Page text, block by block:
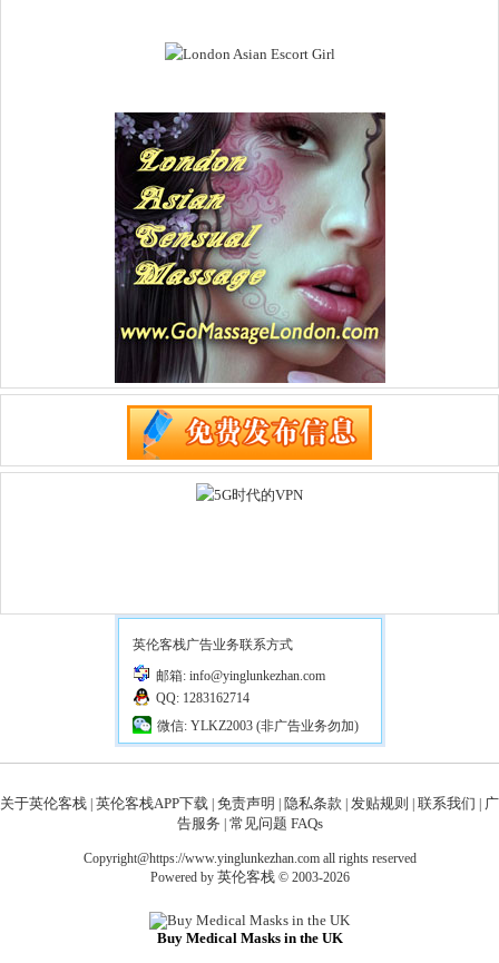
英伦客栈广告业务联系方式
邮箱: info@yinglunkezhan.com
QQ: 1283162714
微信: YLKZ2003 (非广告业务勿加)
关于英伦客栈 英伦客栈APP下载 免责声明 隐私条款 发贴规则 联系我们
广
告服务 常见问题 FAQs
Copyright@https://www.yinglunkezhan.com all rights reserved
Powered by 英伦客栈 © 2003-2026
Buy Medical Masks in the UK